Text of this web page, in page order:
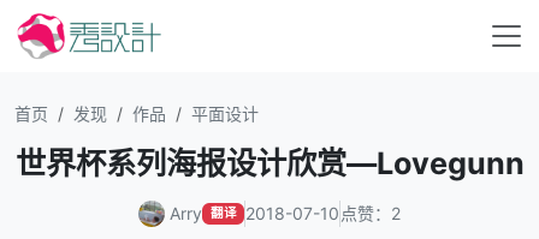
首页 发现 作品 平面设计
世界杯系列海报设计欣赏—Lovegunn
Arry 翻译 2018-07-10 点赞：2